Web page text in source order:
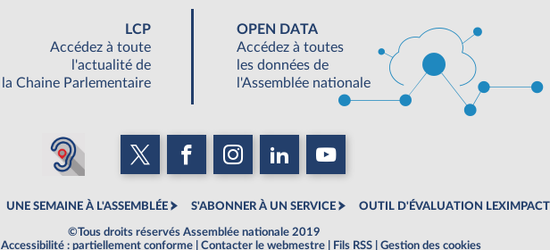
LCP
Accédez à toute
l'actualité de
la Chaine Parlementaire
OPEN DATA
Accédez à toutes
les données de
l'Assemblée nationale
UNE SEMAINE À L'ASSEMBLÉE S'ABONNER À UN SERVICE OUTIL D'ÉVALUATION LEXIMPACT
©Tous droits réservés Assemblée nationale 2019
Accessibilité : partiellement conforme Contacter le webmestre Fils RSS Gestion des cookies